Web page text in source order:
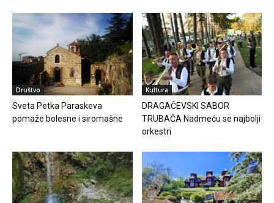
Društvo
Sveta Petka Paraskeva
pomaže bolesne i siromašne
Kultura
DRAGAČEVSKI SABOR
TRUBAČA Nadmeću se najbolji
orkestri